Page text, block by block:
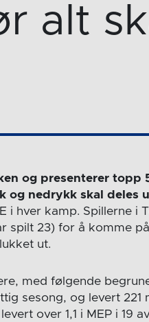
alt
og presenterer topp
og nedrykk skal deles
i hver kamp. Spillerne i
spilt 23) for å komme
ut.
med følgende
sesong, og levert 221
over 1,1 i MEP i 19